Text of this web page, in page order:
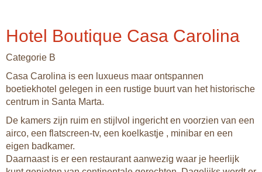
Hotel Boutique Casa Carolina
Categorie B
Casa Carolina is een luxueus maar ontspannen
boetiekhotel gelegen in een rustige buurt van het historische
centrum in Santa Marta.
De kamers zijn ruim en stijlvol ingericht en voorzien van een
airco, een flatscreen-tv, een koelkastje , minibar en een
eigen badkamer.
Daarnaast is er een restaurant aanwezig waar je heerlijk